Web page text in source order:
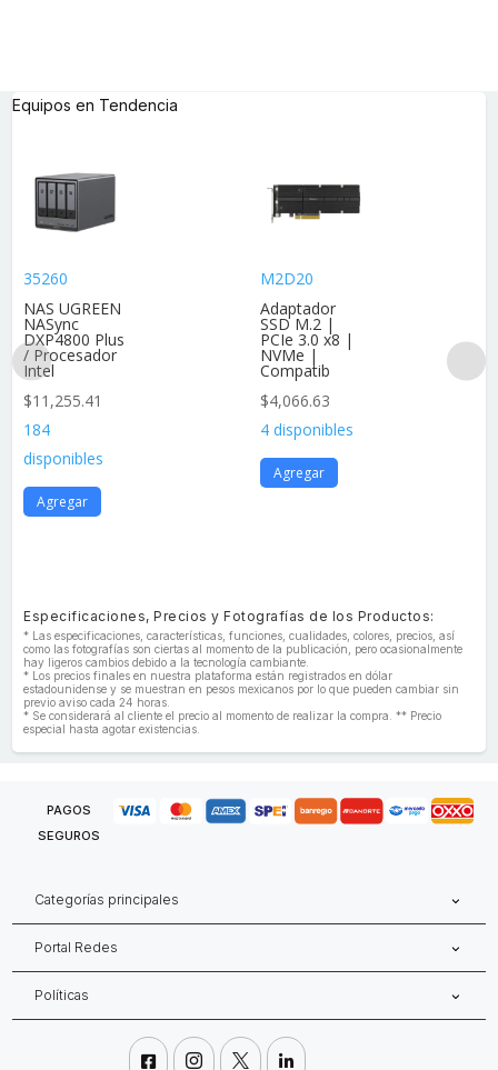
Equipos en Tendencia
35260
NAS UGREEN
NASync
DXP4800 Plus
/ Procesador
Intel
$11,255.41
184
disponibles
Agregar
M2D20
Adaptador
SSD M.2 |
PCIe 3.0 x8 |
NVMe |
Compatib
$4,066.63
4 disponibles
Agregar
Especificaciones, Precios y Fotografías de los Productos:
* Las especificaciones, características, funciones, cualidades, colores, precios, así
como las fotografías son ciertas al momento de la publicación, pero ocasionalmente
hay ligeros cambios debido a la tecnología cambiante.
* Los precios finales en nuestra plataforma están registrados en dólar
estadounidense y se muestran en pesos mexicanos por lo que pueden cambiar sin
previo aviso cada 24 horas.
* Se considerará al cliente el precio al momento de realizar la compra. ** Precio
especial hasta agotar existencias.
PAGOS
SEGUROS
Categorías principales
Portal Redes
Políticas
   